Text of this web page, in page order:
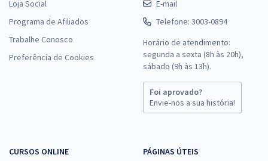
Loja Social
Programa de Afiliados
Trabalhe Conosco
Preferência de Cookies
E-mail
Telefone: 3003-0894
Horário de atendimento:
segunda a sexta (8h às 20h),
sábado (9h às 13h).
Foi aprovado?
Envie-nos a sua história!
CURSOS ONLINE
PÁGINAS ÚTEIS